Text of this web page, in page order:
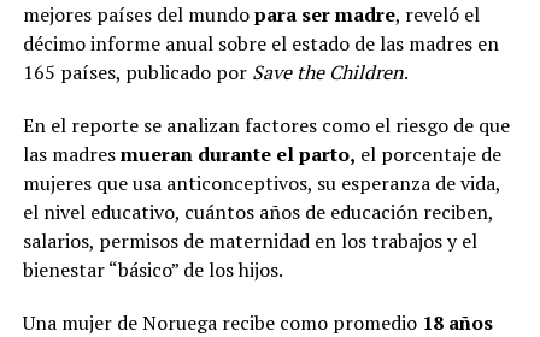
mejores países del mundopara ser madre, reveló el
décimo informe anual sobre el estado de las madres en
165 países, publicado por Save the Children.
En el reporte se analizan factores como el riesgo de que
las madresmueran durante el parto, el porcentaje de
mujeres que usa anticonceptivos, su esperanza de vida,
el nivel educativo, cuántos años de educación reciben,
salarios, permisos de maternidad en los trabajos y el
bienestar “básico” de los hijos.
Una mujer de Noruega recibe como promedio18 años